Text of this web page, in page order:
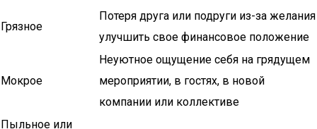
Грязное
Потеря друга или подруги из-за желания
улучшить свое финансовое положение
Мокрое
Неуютное ощущение себя на грядущем
мероприятии, в гостях, в новой
компании или коллективе
Пыльное или